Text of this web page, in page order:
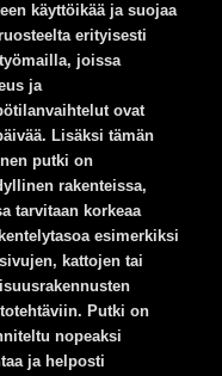
käyttöikää ja suojaa
erityisesti
joissa
ja
ovat
Lisäksi tämän
putki on
rakenteissa,
tarvitaan korkeaa
esimerkiksi
kattojen tai
Putki on
nopeaksi
ja helposti